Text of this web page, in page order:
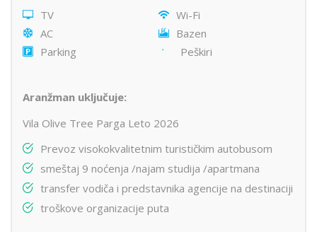
TV
Wi-Fi
AC
Bazen
Parking
Peškiri
Aranžman uključuje:
Vila Olive Tree Parga Leto 2026
Prevoz visokokvalitetnim turističkim autobusom
smeštaj 9 noćenja /najam studija /apartmana
transfer vodiča i predstavnika agencije na destinaciji
troškove organizacije puta